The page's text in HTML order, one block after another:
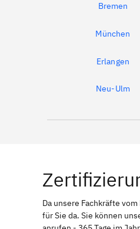
Bremen
München
Erlangen
Neu-Ulm
Da unsere Fachkräfte
für Sie da. Sie können